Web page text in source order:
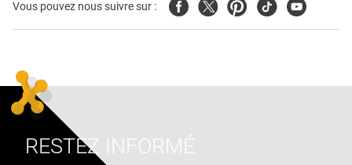
Vous pouvez nous suivre sur : FacebookTwitterPinterest
TiktokYoutube
RESTEZ INFORMÉ